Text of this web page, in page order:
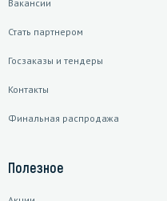
Вакансии
Стать партнером
Госзаказы и тендеры
Контакты
Финальная распродажа
Полезное